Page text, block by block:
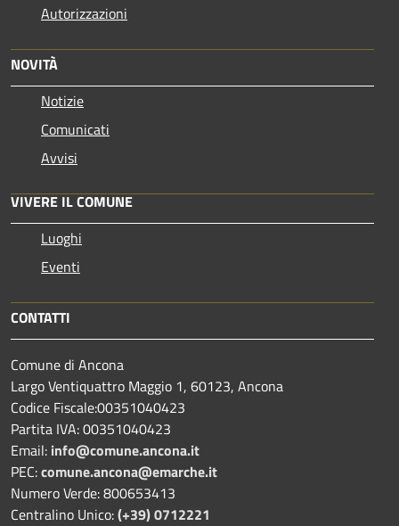
Autorizzazioni
NOVITÀ
Notizie
Comunicati
Avvisi
VIVERE IL COMUNE
Luoghi
Eventi
CONTATTI
Comune di Ancona
Largo Ventiquattro Maggio 1, 60123, Ancona
Codice Fiscale:00351040423
Partita IVA: 00351040423
Email: info@comune.ancona.it
PEC:comune.ancona@emarche.it
Numero Verde: 800653413
Centralino Unico:(+39) 0712221